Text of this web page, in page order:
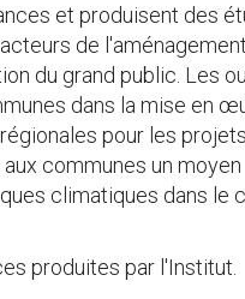
et produisent des
de
du grand public. Les
dans la mise en
pour les
communes un moyen
climatiques dans le
produites par l'Institut.